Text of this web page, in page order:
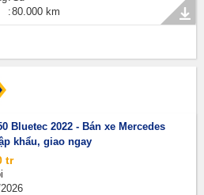
80.000 km
Bluetec 2022 - Bán xe Mercedes
khẩu, giao ngay
tr